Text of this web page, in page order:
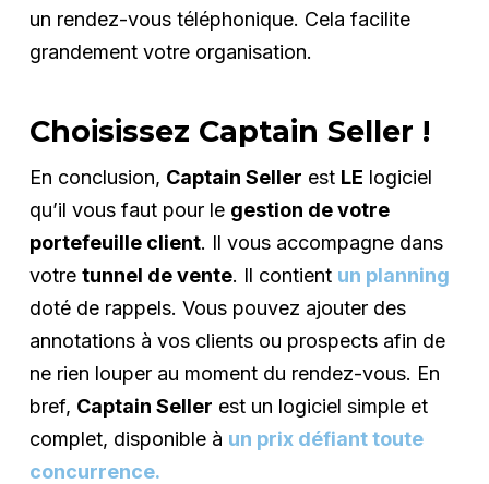
un rendez-vous téléphonique. Cela facilite
grandement votre organisation.
Choisissez Captain Seller !
En conclusion, Captain Seller est LE logiciel
qu’il vous faut pour le gestion de votre
portefeuille client. Il vous accompagne dans
votre tunnel de vente. Il contient un planning
doté de rappels. Vous pouvez ajouter des
annotations à vos clients ou prospects afin de
ne rien louper au moment du rendez-vous. En
bref, Captain Seller est un logiciel simple et
complet, disponible à un prix défiant toute
concurrence.